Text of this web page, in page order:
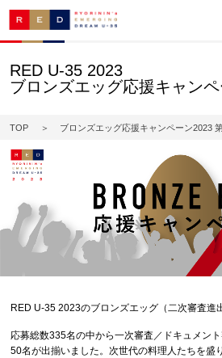
RED U-35 2023
ブロンズエッグ応援キャン
TOP ブロンズエッグ応援キャンペーン2023
RED U-35 2023のブロンズエッグ（二次審査進
応募総数335名の中から一次審査／ドキュメン
50名が出揃いました。次世代の料理人たちを盛